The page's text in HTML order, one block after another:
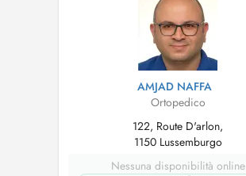
AMJAD NAFFA
Ortopedico
122, Route D'arlon,
1150 Lussemburgo
Nessuna disponibilità online